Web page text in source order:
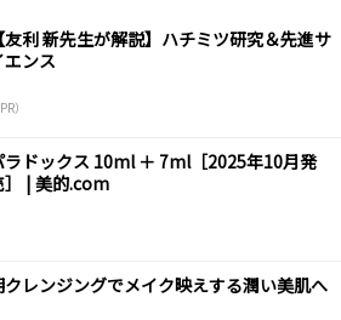
【友利 新先生が解説】ハチミツ研究＆先進サ
エンス
PR）
ラドックス 10ml ＋ 7ml［2025年10月発
］ | 美的.com
クレンジングでメイク映えする潤い美肌へ